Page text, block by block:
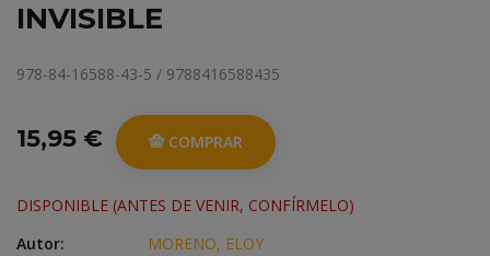
INVISIBLE
978-84-16588-43-5 / 9788416588435
15,95 € COMPRAR
DISPONIBLE (ANTES DE VENIR, CONFÍRMELO)
Autor:
MORENO, ELOY